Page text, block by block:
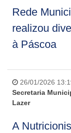
Rede
realizou
à Páscoa
26/01/2026
Secretaria
Lazer
A